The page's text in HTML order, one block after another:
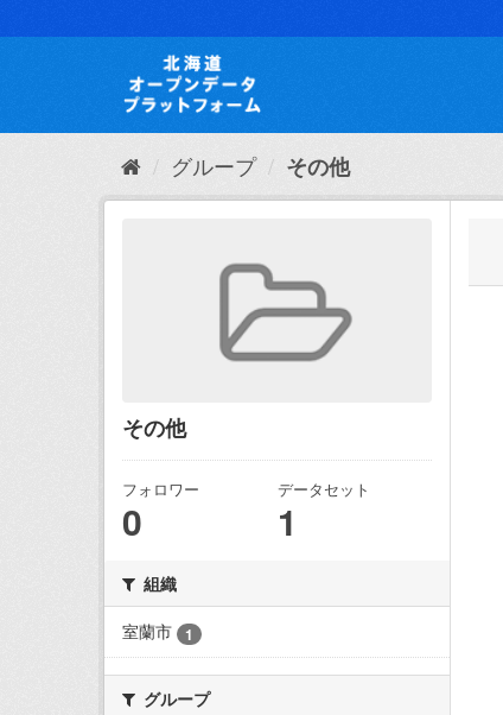
キ
て
グループ その他
その他
フォロワー
0
データセット
1
組織
室蘭市
1
グループ